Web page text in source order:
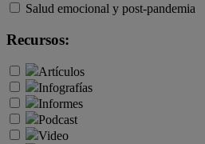
Salud emocional y post-pandemia
Recursos:
Artículos
Infografías
Informes
Podcast
Video